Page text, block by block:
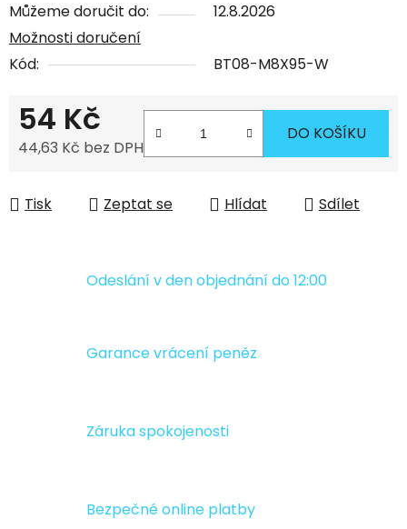
Můžeme doručit do:
12.8.2026
Možnosti doručení
Kód:
BT08-M8X95-W
54 Kč
44,63 Kč bez DPH
DO KOŠÍKU
Tisk Zeptat se Hlídat Sdílet
Odeslání v den objednání do 12:00
Garance vrácení peněz
Záruka spokojenosti
Bezpečné online platby